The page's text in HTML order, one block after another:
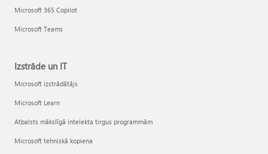
Microsoft 365 Copilot
Microsoft Teams
Izstrāde un IT
Microsoft izstrādātājs
Microsoft Learn
Atbalsts mākslīgā intelekta tirgus programmām
Microsoft tehniskā kopiena